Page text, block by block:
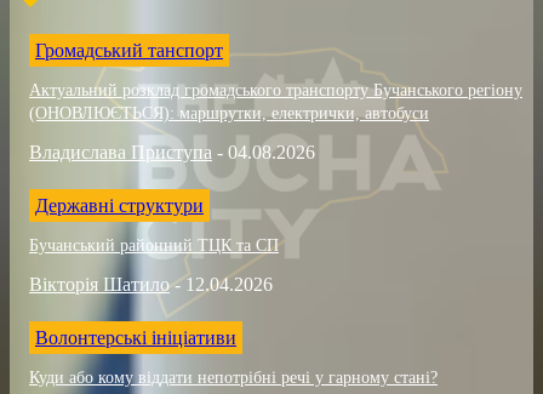
Громадський танспорт
Актуальний розклад громадського транспорту Бучанського регіону
(ОНОВЛЮЄТЬСЯ): маршрутки, електрички, автобуси
Владислава Приступа - 04.08.2026
Державні структури
Бучанський районний ТЦК та СП
Вікторія Шатило - 12.04.2026
Волонтерські ініціативи
Куди або кому віддати непотрібні речі у гарному стані?